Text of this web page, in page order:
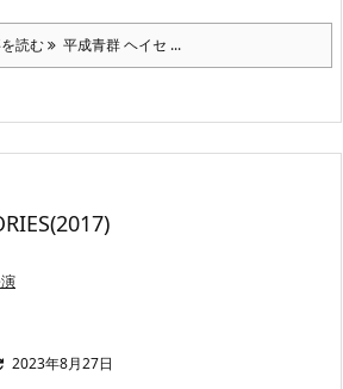
読む 平成青群 ヘイセ ...
2023年8月27日